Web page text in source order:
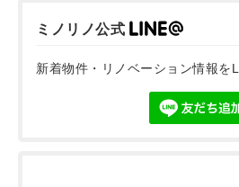
ミノリノ公式
新着物件・リノベーション情報を